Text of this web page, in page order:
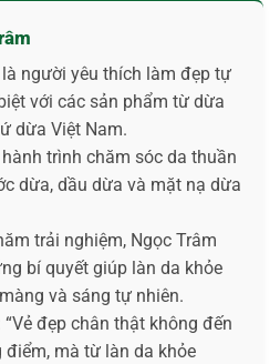
là người yêu thích làm đẹp tự
với các sản phẩm từ dừa
dừa Việt Nam.
trình chăm sóc da thuần
dừa, dầu dừa và mặt nạ dừa
trải nghiệm, Ngọc Trâm
bí quyết giúp làn da khỏe
và sáng tự nhiên.
“Vẻ đẹp chân thật không đến
điểm, mà từ làn da khỏe